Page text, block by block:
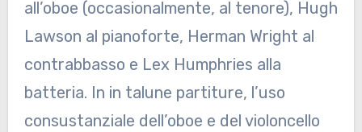
all’oboe (occasionalmente, al tenore), Hugh
Lawson al pianoforte, Herman Wright al
contrabbasso e Lex Humphries alla
batteria. In in talune partiture, l’uso
consustanziale dell’oboe e del violoncello